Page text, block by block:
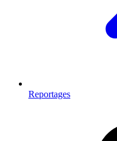
Reportages